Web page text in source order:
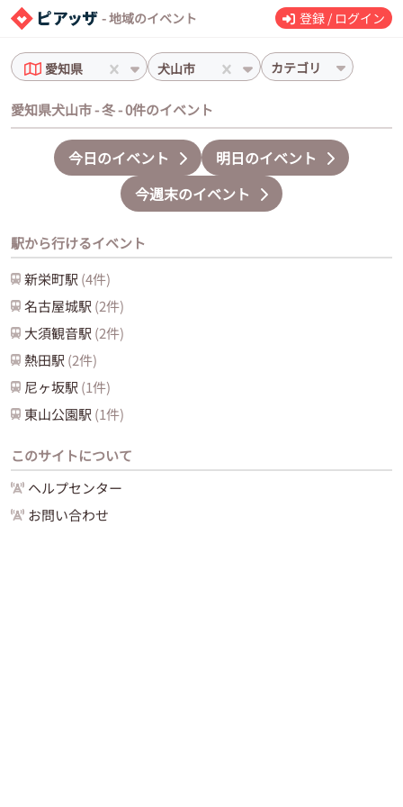
- 地域のイベント 登録 / ログイン
愛知県 犬山市 カテゴリ
愛知県犬山市 - 冬 - 0件のイベント
今日のイベント
明日のイベント
今週末のイベント
駅から行けるイベント
新栄町駅 (4件)
名古屋城駅 (2件)
大須観音駅 (2件)
熱田駅 (2件)
尼ヶ坂駅 (1件)
東山公園駅 (1件)
このサイトについて
ヘルプセンター
お問い合わせ